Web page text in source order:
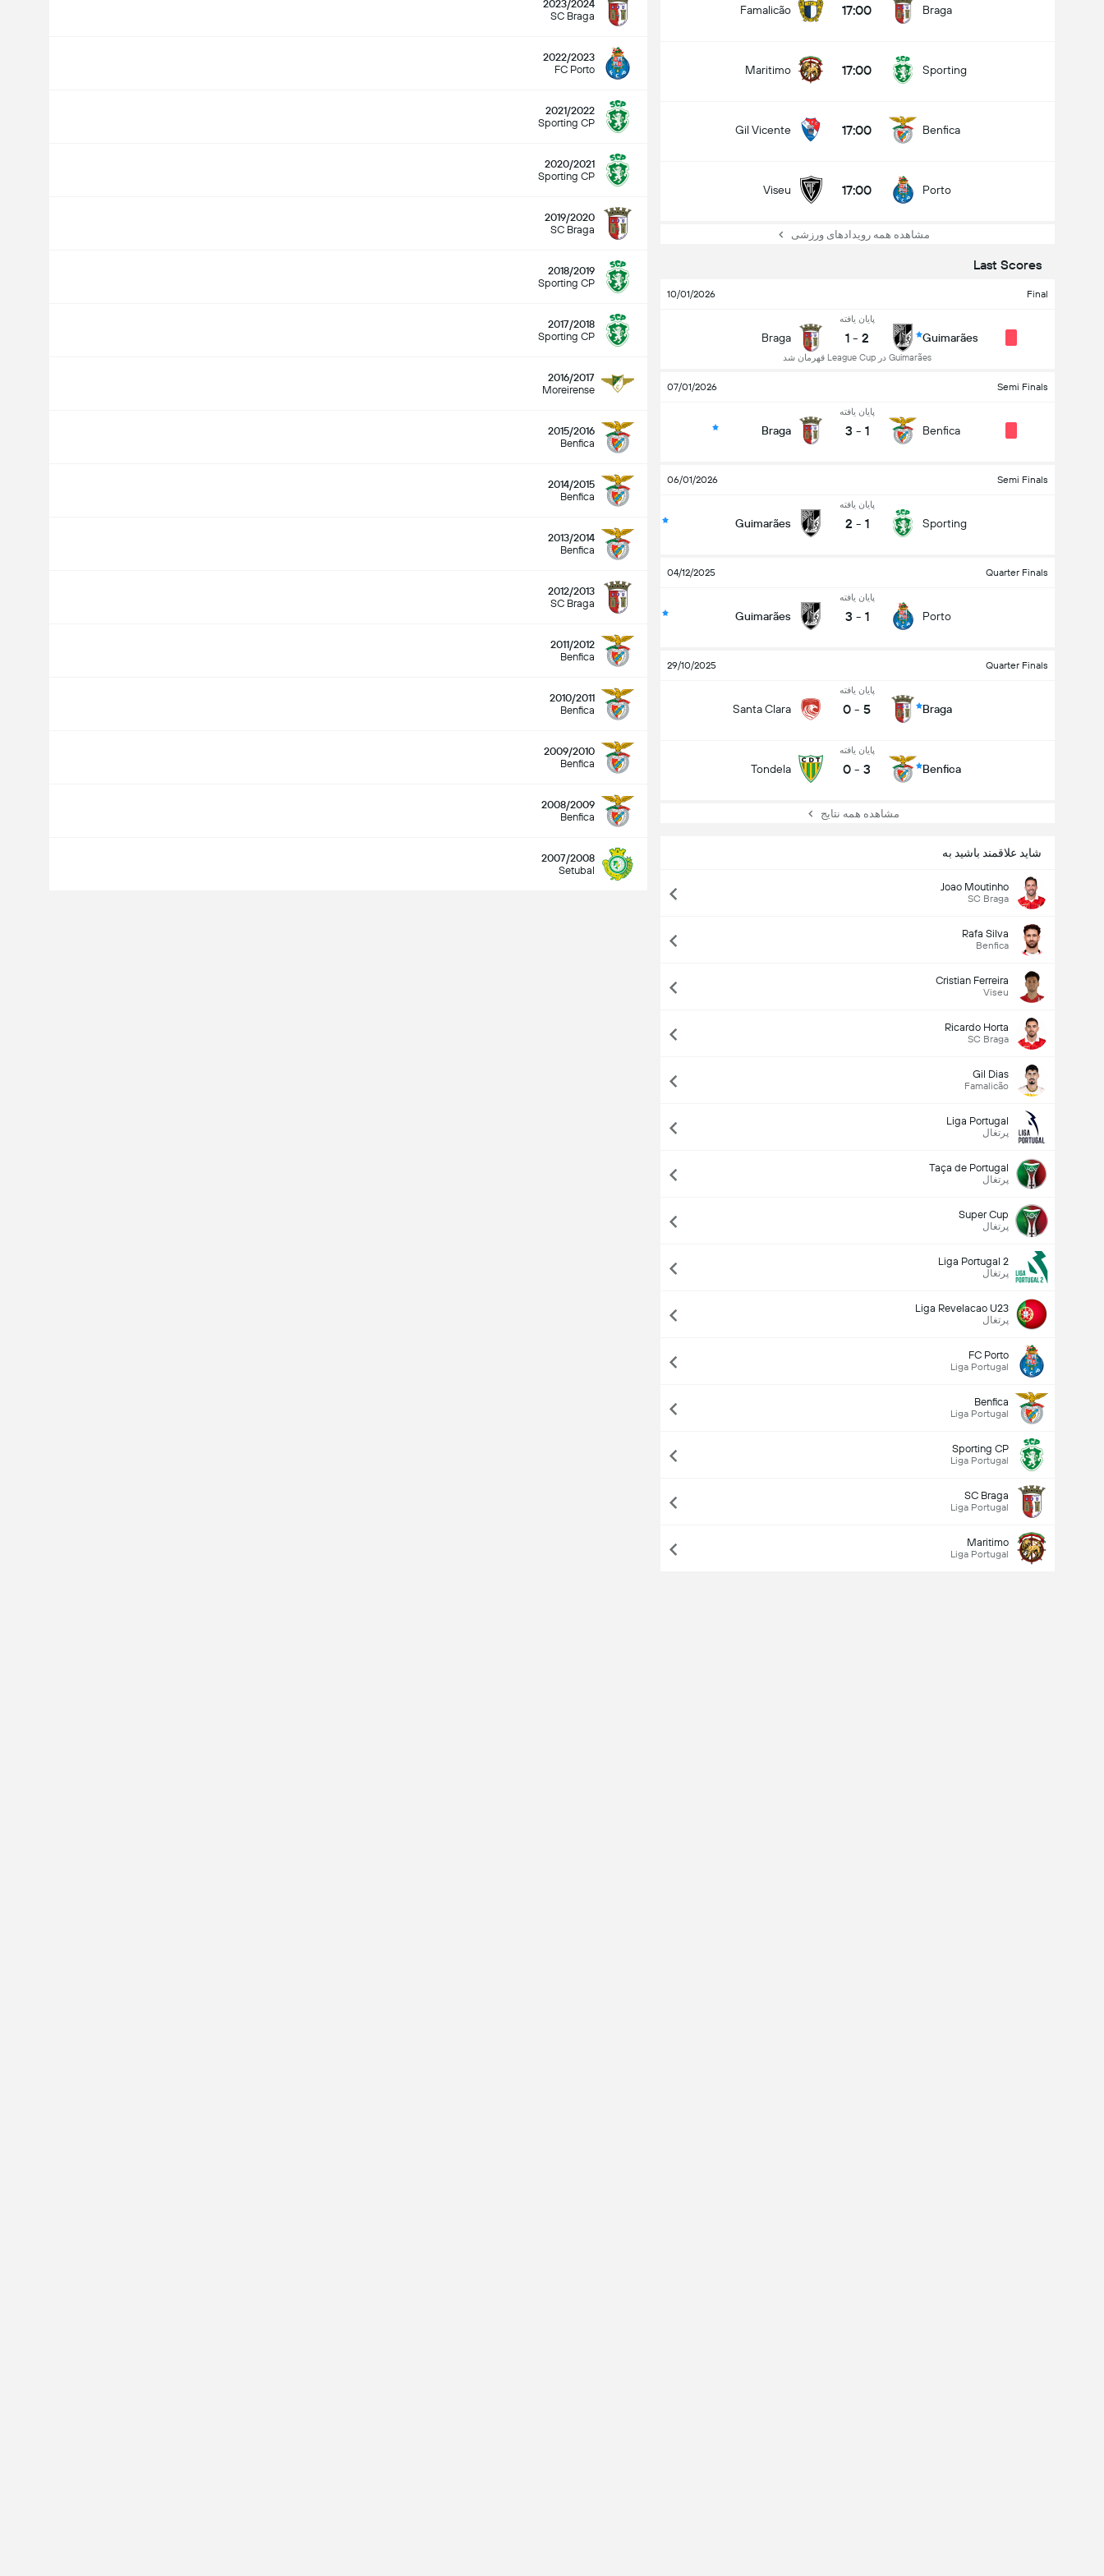
Braga
17:00
Famalicão
Sporting
17:00
Maritimo
Benfica
17:00
Gil Vicente
Porto
17:00
Viseu
مشاهده همه رویدادهای ورزشی
Last Scores
Final
10/01/2026
Guimarães
پایان یافته
2
-
1
Guimarães در League Cup قهرمان شد
Braga
Semi Finals
07/01/2026
Benfica
پایان یافته
1
-
3
Braga
Semi Finals
06/01/2026
Sporting
پایان یافته
1
-
2
Guimarães
Quarter Finals
04/12/2025
Porto
پایان یافته
1
-
3
Guimarães
Quarter Finals
29/10/2025
Braga
پایان یافته
5
-
0
Santa Clara
Benfica
پایان یافته
3
-
0
Tondela
مشاهده همه نتایج
شاید علاقمند باشید به
Joao Moutinho
SC Braga
Rafa Silva
Benfica
Cristian Ferreira
Viseu
Ricardo Horta
SC Braga
Gil Dias
Famalicão
Liga Portugal
پرتغال
Taça de Portugal
پرتغال
Super Cup
پرتغال
Liga Portugal 2
پرتغال
Liga Revelacao U23
پرتغال
FC Porto
Liga Portugal
Benfica
Liga Portugal
Sporting CP
Liga Portugal
SC Braga
Liga Portugal
Maritimo
Liga Portugal
2023/2024
SC Braga
2022/2023
FC Porto
2021/2022
Sporting CP
2020/2021
Sporting CP
2019/2020
SC Braga
2018/2019
Sporting CP
2017/2018
Sporting CP
2016/2017
Moreirense
2015/2016
Benfica
2014/2015
Benfica
2013/2014
Benfica
2012/2013
SC Braga
2011/2012
Benfica
2010/2011
Benfica
2009/2010
Benfica
2008/2009
Benfica
2007/2008
Setubal